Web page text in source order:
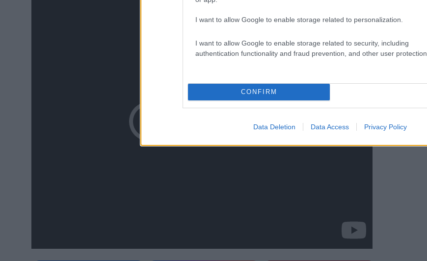
I want to allow Google to enable storage related to personalization.
I want to allow Google to enable storage related to security, including
authentication functionality and fraud prevention, and other user protection.
CONFIRM
Data Deletion Data Access Privacy Policy